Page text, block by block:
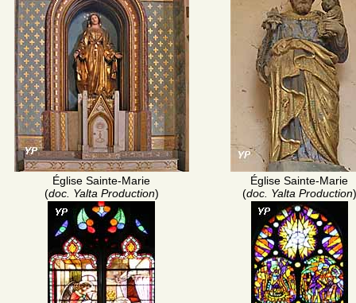
Église Sainte-Marie
(doc. Yalta Production)
Église Sainte-Marie
(doc. Yalta Production)